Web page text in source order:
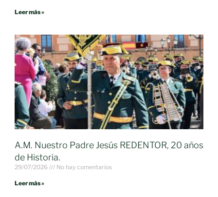
Leer más »
A.M. Nuestro Padre Jesús REDENTOR, 20 años
de Historia.
29/07/2026 No hay comentarios
Leer más »